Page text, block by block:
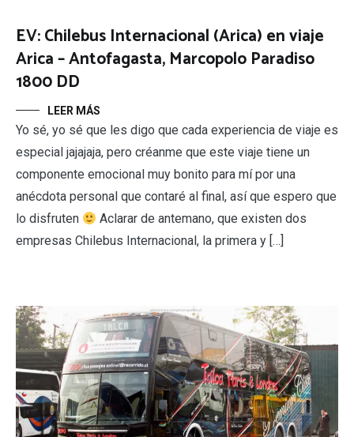
EV: Chilebus Internacional (Arica) en viaje
Arica – Antofagasta, Marcopolo Paradiso
1800 DD
LEER MÁS
Yo sé, yo sé que les digo que cada experiencia de viaje es
especial jajajaja, pero créanme que este viaje tiene un
componente emocional muy bonito para mí por una
anécdota personal que contaré al final, así que espero que
lo disfruten
Aclarar de antemano, que existen dos
empresas Chilebus Internacional, la primera y […]